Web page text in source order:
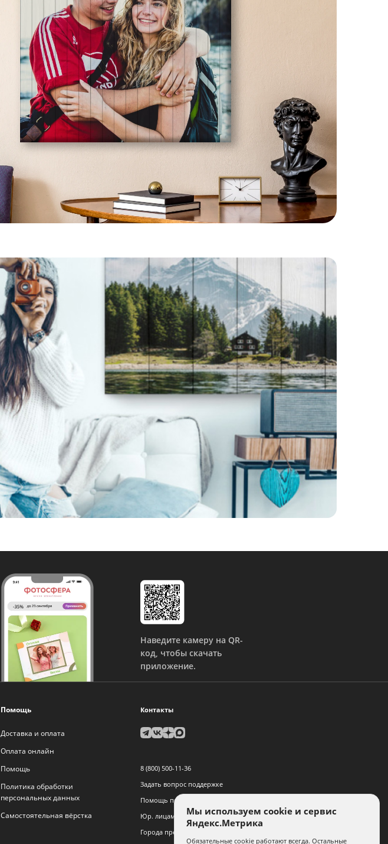
Наведите камеру на QR-
код, чтобы скачать
приложение.
Помощь
Доставка и оплата
Оплата онлайн
Помощь
Политика обработки
персональных данных
Самостоятельная вёрстка
Контакты
8 (800) 500-11-36
Задать вопрос поддержке
Помощь по дизайну:
Юр. лицам и крупным заказчикам: связаться
Города предоставления услуг
Мы используем cookie и сервис
Яндекс.Метрика
Обязательные cookie работают всегда. Остальные